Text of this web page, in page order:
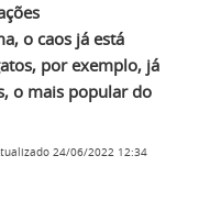
o caos já está
por exemplo, já
o mais popular do
24/06/2022 12:34